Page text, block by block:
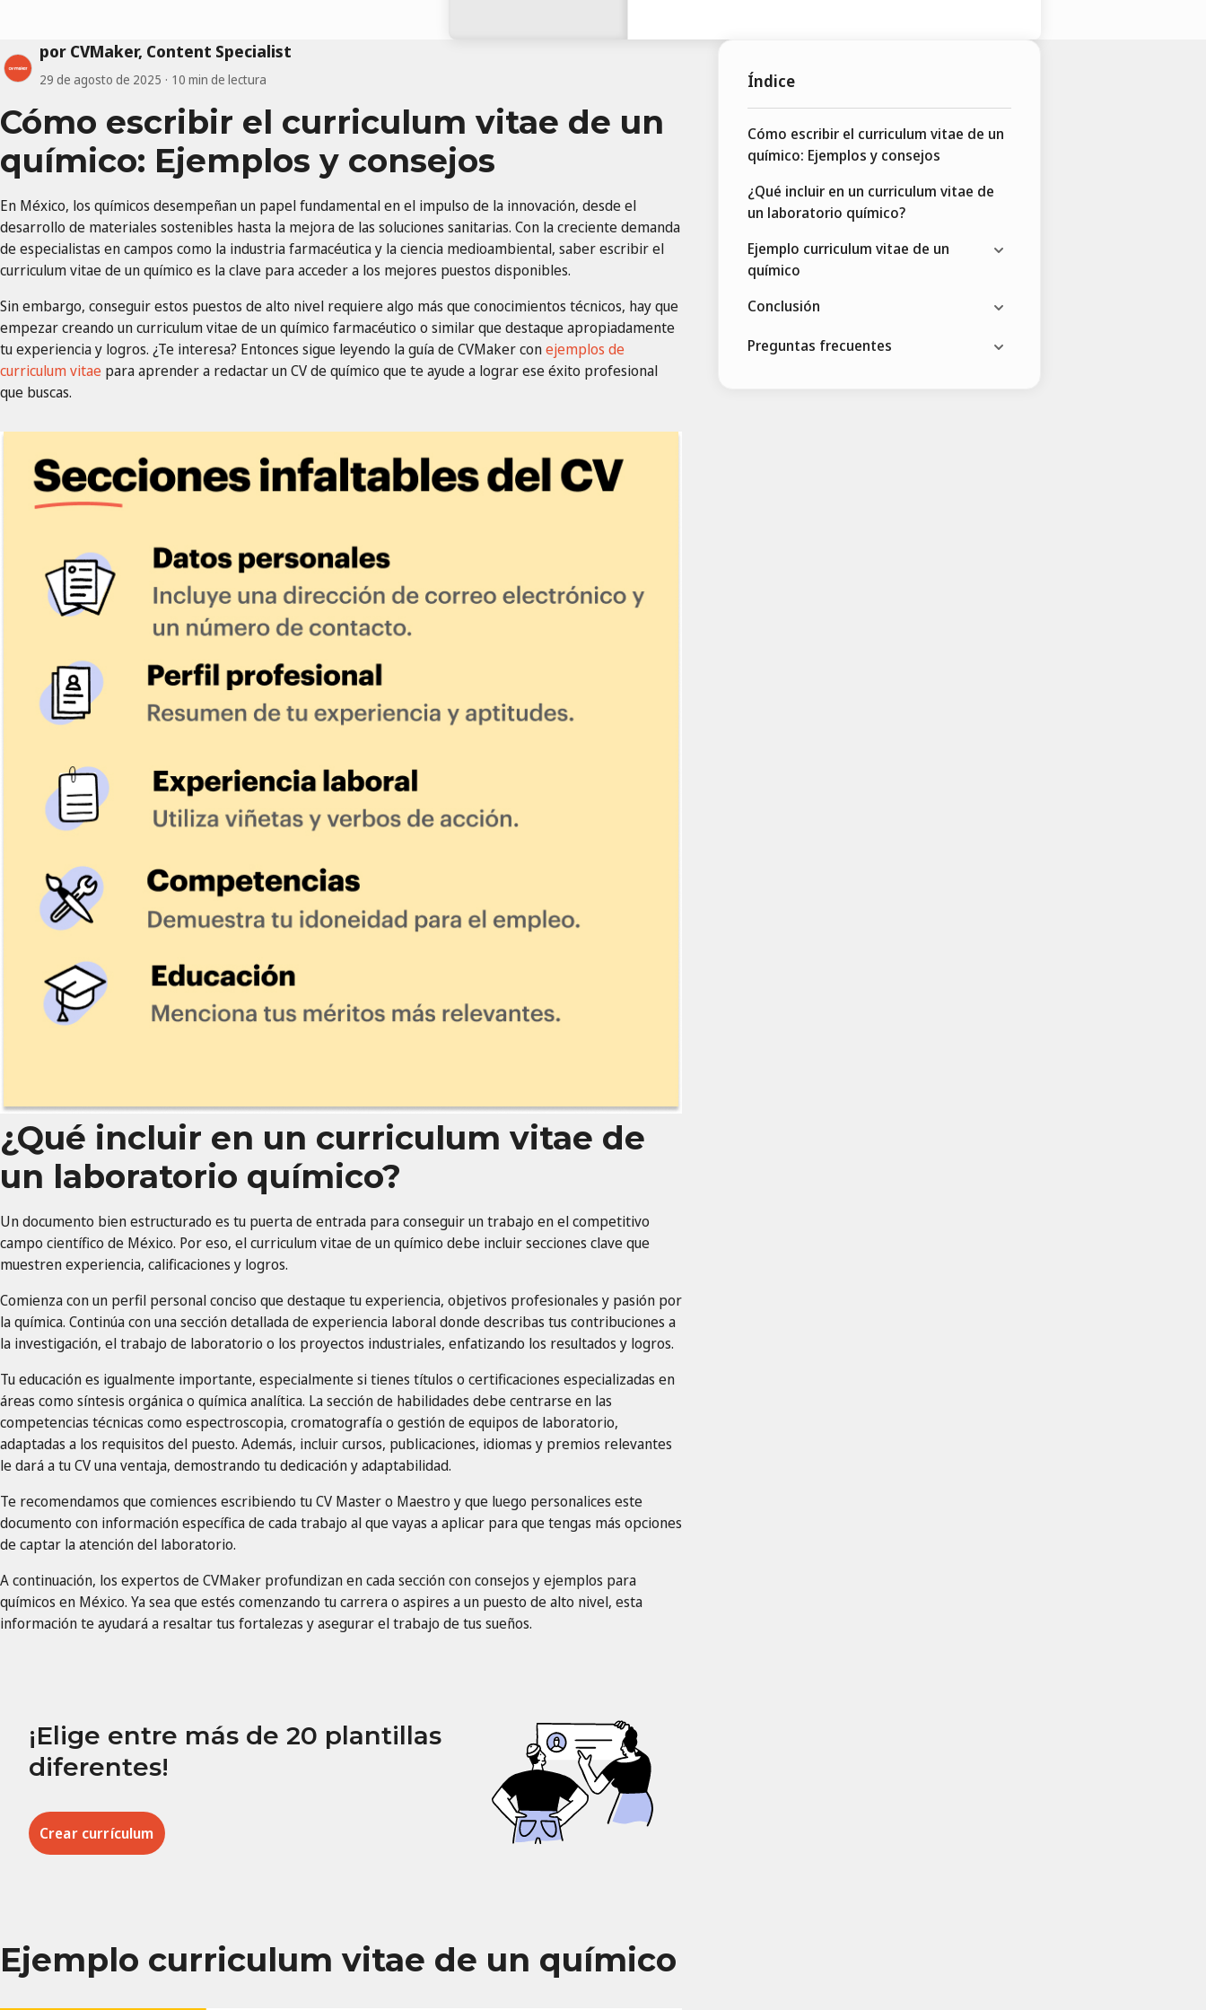
por CVMaker, Content Specialist
29 de agosto de 2025 10 min de lectura
Cómo escribir el curriculum vitae de un
químico: Ejemplos y consejos
En México, los químicos desempeñan un papel fundamental en el impulso de la innovación, desde el
desarrollo de materiales sostenibles hasta la mejora de las soluciones sanitarias. Con la creciente demanda
de especialistas en campos como la industria farmacéutica y la ciencia medioambiental, saber escribir el
curriculum vitae de un químico es la clave para acceder a los mejores puestos disponibles.
Sin embargo, conseguir estos puestos de alto nivel requiere algo más que conocimientos técnicos, hay que
empezar creando un curriculum vitae de un químico farmacéutico o similar que destaque apropiadamente
tu experiencia y logros. ¿Te interesa? Entonces sigue leyendo la guía de CVMaker conejemplos de
curriculum vitae para aprender a redactar un CV de químico que te ayude a lograr ese éxito profesional
que buscas.
¿Qué incluir en un curriculum vitae de
un laboratorio químico?
Un documento bien estructurado es tu puerta de entrada para conseguir un trabajo en el competitivo
campo científico de México. Por eso, el curriculum vitae de un químico debe incluir secciones clave que
muestren experiencia, calificaciones y logros.
Comienza con un perfil personal conciso que destaque tu experiencia, objetivos profesionales y pasión por
la química. Continúa con una sección detallada de experiencia laboral donde describas tus contribuciones a
la investigación, el trabajo de laboratorio o los proyectos industriales, enfatizando los resultados y logros.
Tu educación es igualmente importante, especialmente si tienes títulos o certificaciones especializadas en
áreas como síntesis orgánica o química analítica. La sección de habilidades debe centrarse en las
competencias técnicas como espectroscopia, cromatografía o gestión de equipos de laboratorio,
adaptadas a los requisitos del puesto. Además, incluir cursos, publicaciones, idiomas y premios relevantes
le dará a tu CV una ventaja, demostrando tu dedicación y adaptabilidad.
Te recomendamos que comiences escribiendo tu CV Master o Maestro y que luego personalices este
documento con información específica de cada trabajo al que vayas a aplicar para que tengas más opciones
de captar la atención del laboratorio.
A continuación, los expertos de CVMaker profundizan en cada sección con consejos y ejemplos para
químicos en México. Ya sea que estés comenzando tu carrera o aspires a un puesto de alto nivel, esta
información te ayudará a resaltar tus fortalezas y asegurar el trabajo de tus sueños.
¡Elige entre más de 20 plantillas
diferentes!
Crear currículum
Ejemplo curriculum vitae de un químico
Índice
Cómo escribir el curriculum vitae de un
químico: Ejemplos y consejos
¿Qué incluir en un curriculum vitae de
un laboratorio químico?
Ejemplo curriculum vitae de un
químico
Conclusión
Preguntas frecuentes